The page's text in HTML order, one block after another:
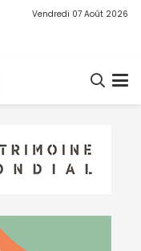
Vendredi 07 Août 2026